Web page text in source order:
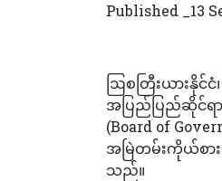
Published _13
ဩစတြီးယားနိုင်
အပြည်ပြည်ဆိုင်ရ
(Board of
အမြဲတမ်းကိုယ်စာ
သည်။